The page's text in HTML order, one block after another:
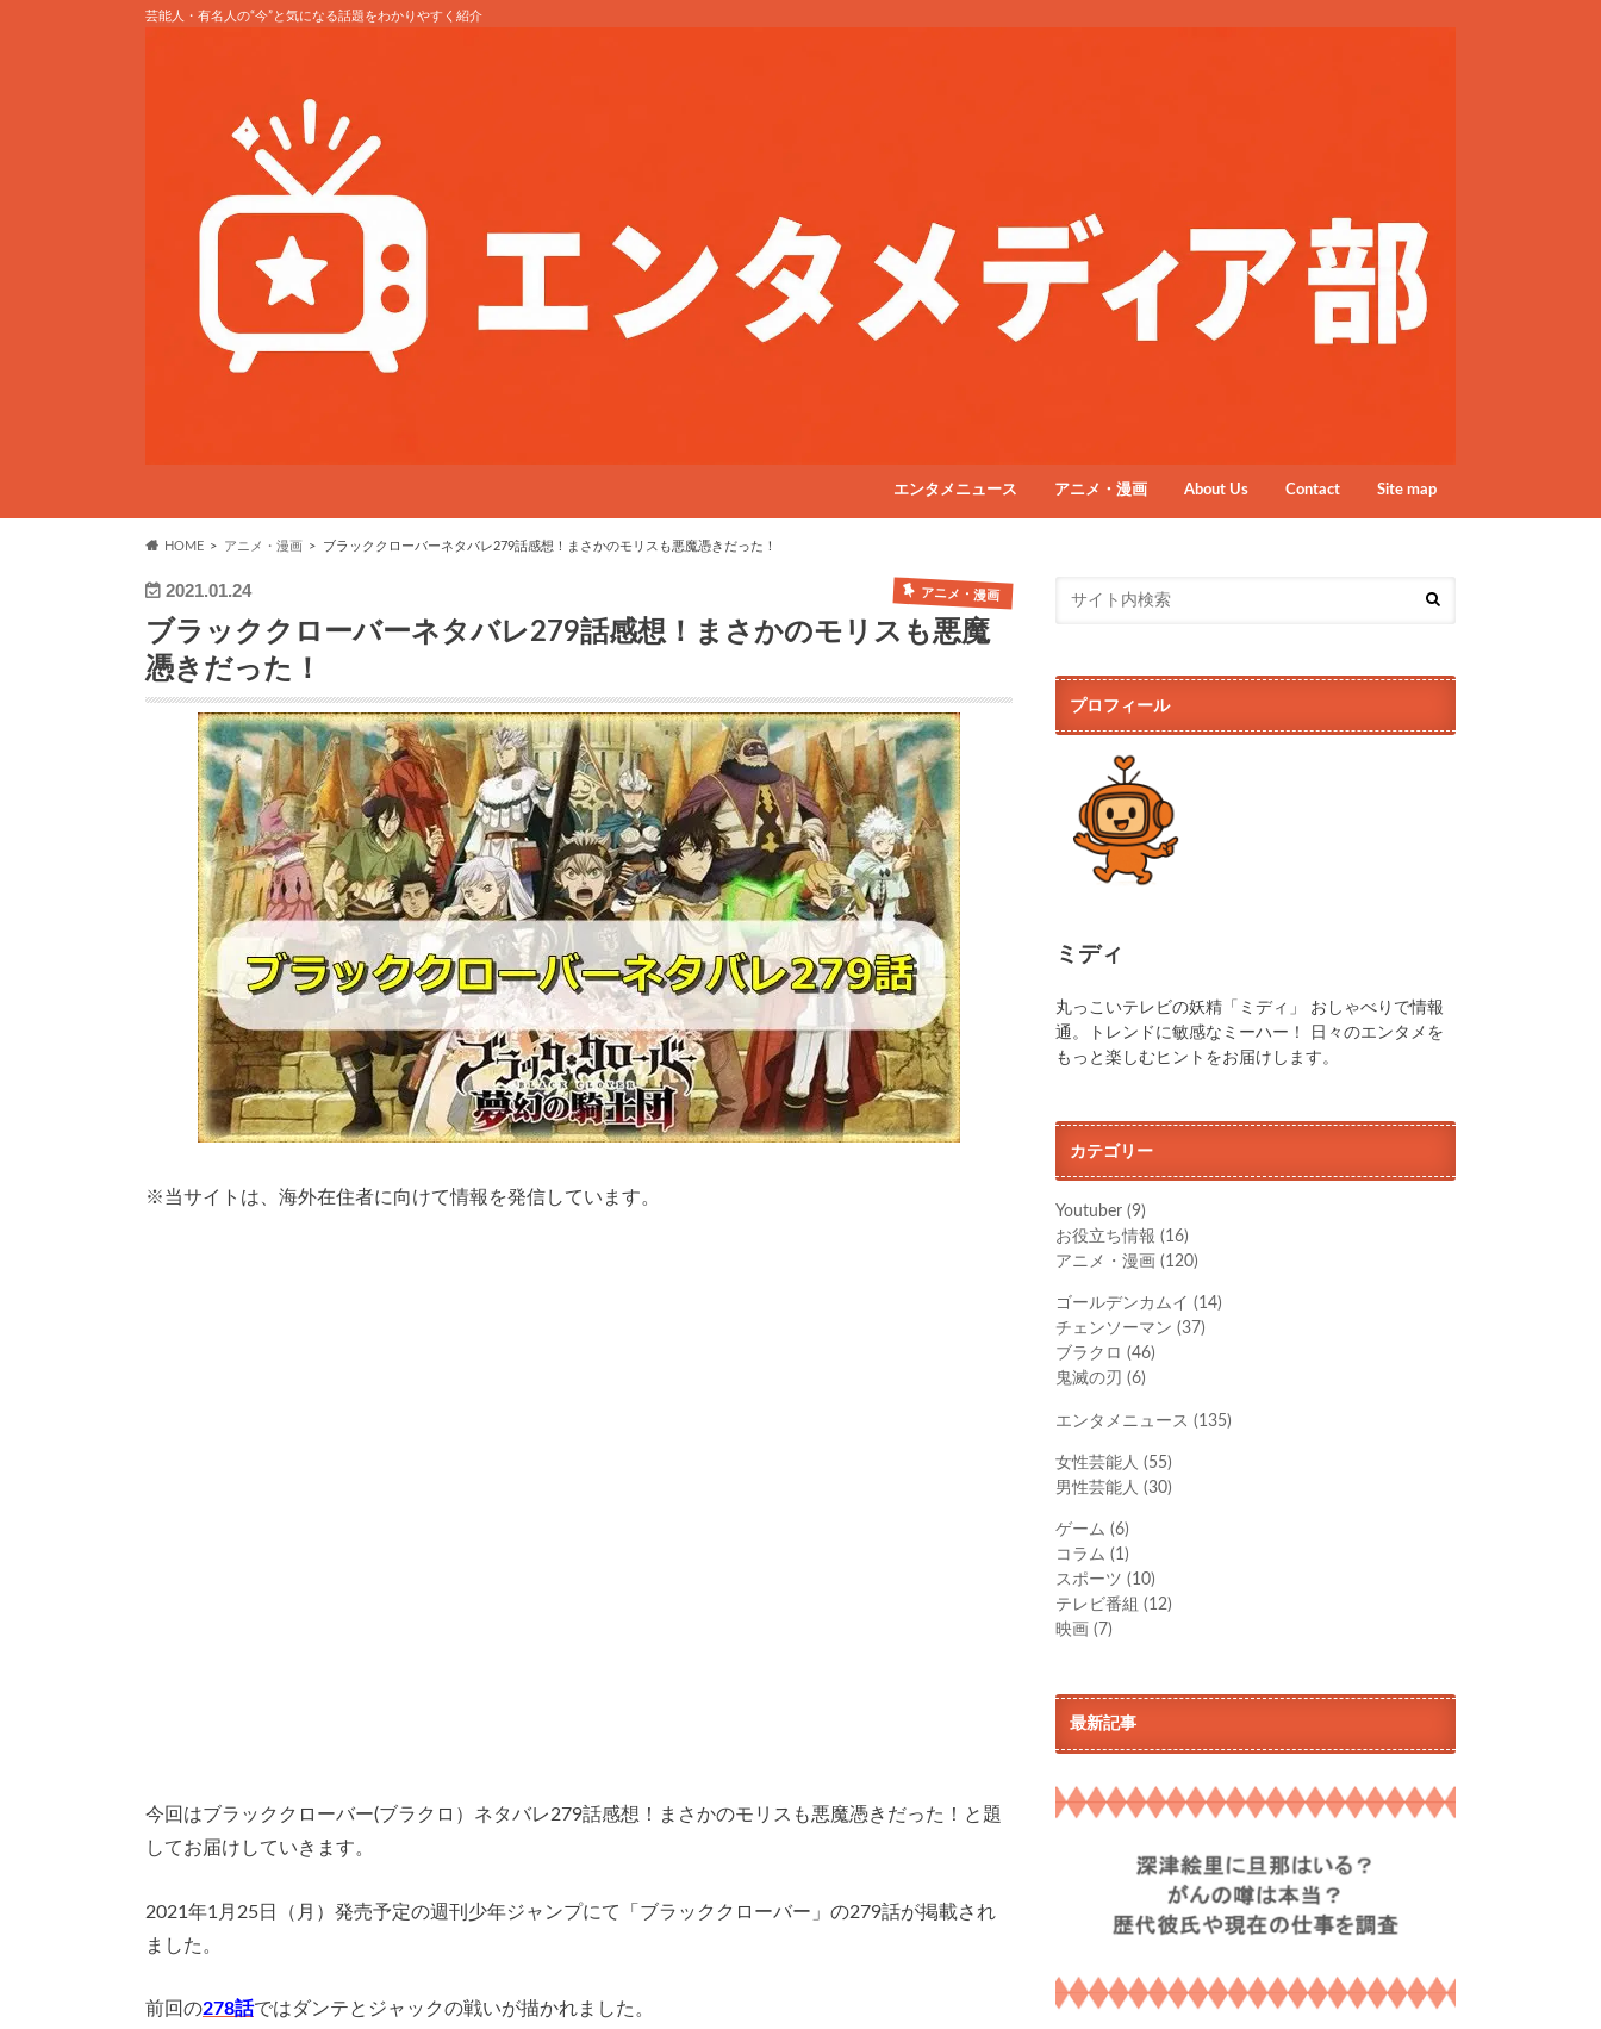
芸能人・有名人の“今”と気になる話題をわかりやすく紹介
エンタメニュース アニメ・漫画 About Us Contact Site map
HOME アニメ・漫画 ブラッククローバーネタバレ279話感想！まさかのモリスも悪魔憑きだった！
2021.01.24 アニメ・漫画
ブラッククローバーネタバレ279話感想！まさかのモリスも悪魔
憑きだった！
※当サイトは、海外在住者に向けて情報を発信しています。
今回はブラッククローバー(ブラクロ）ネタバレ279話感想！まさかのモリスも悪魔憑きだった！と題
してお届けしていきます。
2021年1月25日（月）発売予定の週刊少年ジャンプにて「ブラッククローバー」の279話が掲載され
ました。
前回の278話ではダンテとジャックの戦いが描かれました。
プロフィール
ミディ
丸っこいテレビの妖精「ミディ」 おしゃべりで情報
通。トレンドに敏感なミーハー！ 日々のエンタメを
もっと楽しむヒントをお届けします。
カテゴリー
Youtuber (9)
お役立ち情報 (16)
アニメ・漫画 (120)
ゴールデンカムイ (14)
チェンソーマン (37)
ブラクロ (46)
鬼滅の刃 (6)
エンタメニュース (135)
女性芸能人 (55)
男性芸能人 (30)
ゲーム (6)
コラム (1)
スポーツ (10)
テレビ番組 (12)
映画 (7)
最新記事